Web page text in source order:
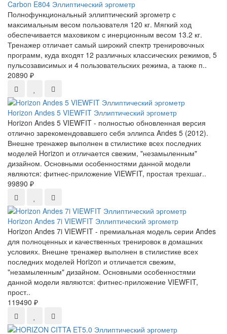
Carbon E804 Эллиптический эргометр
Полнофункциональный эллиптический эргометр с
максимальным весом пользователя 120 кг. Мягкий ход
обеспечивается маховиком с инерционным весом 13.2 кг.
Тренажер отличает самый широкий спектр тренировочных
программ, куда входят 12 различных классических режимов, 5
пульсозависимых и 4 пользовательских режима, а также п..
20890 ₽
Horizon Andes 5 VIEWFIT Эллиптический эргометр
Horizon Andes 5 VIEWFIT - полностью обновленная версия
отлично зарекомендовавшего себя эллипса Andes 5 (2012).
Внешне тренажер выполнен в стилистике всех последних
моделей Horizon и отличается свежим, "незамыленным"
дизайном. Основными особенностями данной модели
являются: фитнес-приложение VIEWFIT, простая трехшаг..
99890 ₽
Horizon Andes 7i VIEWFIT Эллиптический эргометр
Horizon Andes 7i VIEWFIT - премиальная модель серии Andes
для полноценных и качественных тренировок в домашних
условиях. Внешне тренажер выполнен в стилистике всех
последних моделей Horizon и отличается свежим,
"незамыленным" дизайном. Основными особенностями
данной модели являются: фитнес-приложение VIEWFIT,
прост..
119490 ₽